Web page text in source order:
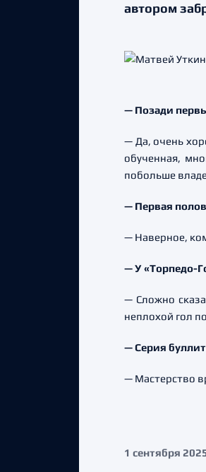
автором
— Позади
— Да, очень
обученная,
побольше
— Первая
— Наверное,
— У «Торпедо-
— Сложно
неплохой гол
— Серия
— Мастерство
1 сентября